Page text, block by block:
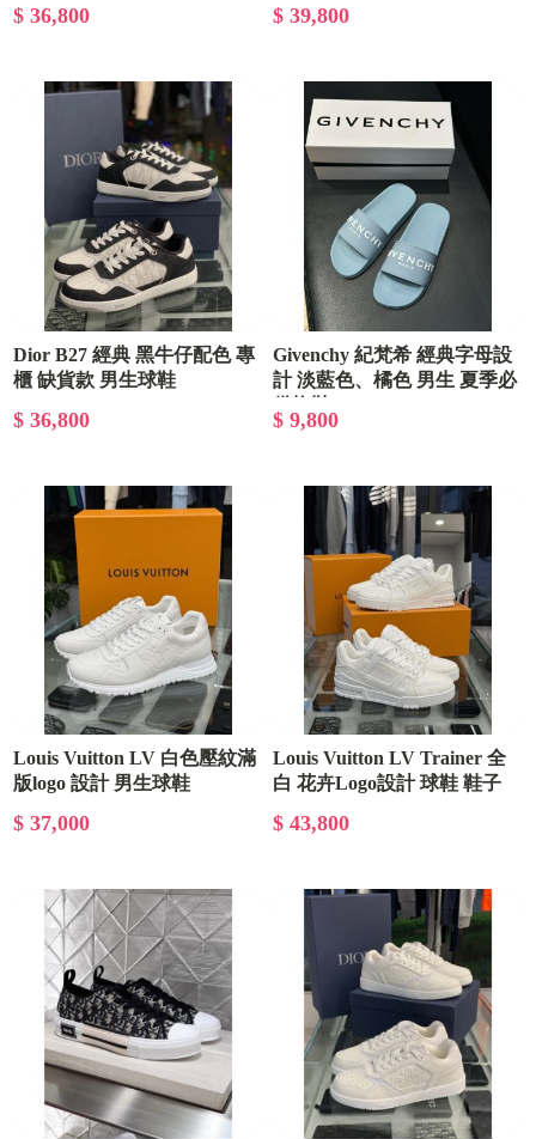
$ 36,800 $ 39,800
Dior B27 經典 黑牛仔配色 專
櫃 缺貨款 男生球鞋
$ 36,800
Givenchy 紀梵希 經典字母設
計 淡藍色、橘色 男生 夏季必
$ 9,800
Louis Vuitton LV 白色壓紋滿
版logo 設計 男生球鞋
$ 37,000
Louis Vuitton LV Trainer 全
白 花卉Logo設計 球鞋 鞋子
$ 43,800